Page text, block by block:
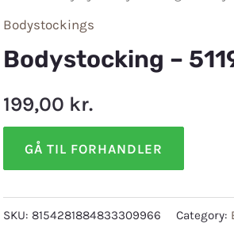
Bodystockings
Bodystocking –
199,00 kr.
GÅ TIL FORHANDLER
SKU: 8154281884833309966 Category: